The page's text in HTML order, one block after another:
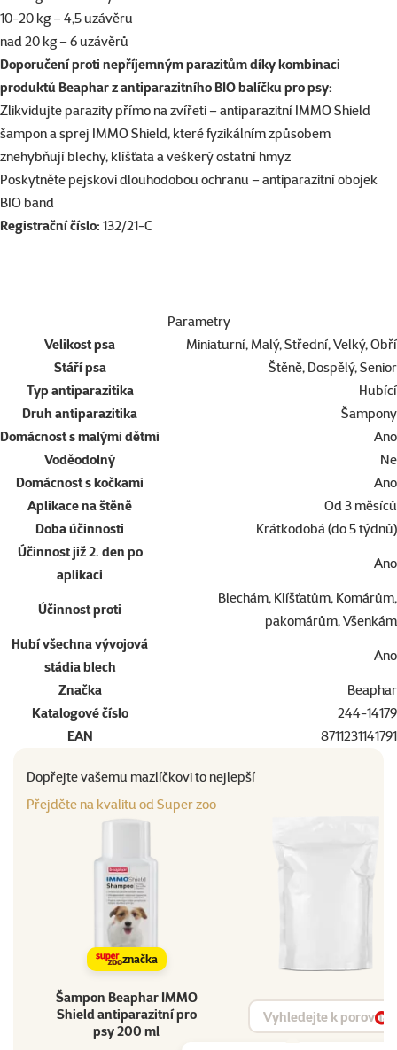
10-20 kg – 4,5 uzávěru
nad 20 kg – 6 uzávěrů
Doporučení proti nepříjemným parazitům díky kombinaci
produktů Beaphar z antiparazitního BIO balíčku pro psy:
Zlikvidujte parazity přímo na zvířeti – antiparazitní IMMO Shield
šamponasprej IMMO Shield, které fyzikálním způsobem
znehybňují blechy, klíšťata a veškerý ostatní hmyz
Poskytněte pejskovi dlouhodobou ochranu – antiparazitní obojek
BIO band
Registrační číslo: 132/21-C
Parametry
Velikost psa
Miniaturní, Malý, Střední, Velký, Obří
Stáří psa
Štěně, Dospělý, Senior
Typ antiparazitika
Hubící
Druh antiparazitika
Šampony
Domácnost s malými dětmi
Ano
Voděodolný
Ne
Domácnost s kočkami
Ano
Aplikace na štěně
Od 3 měsíců
Doba účinnosti
Krátkodobá (do 5 týdnů)
Účinnost již 2. den po
aplikaci
Ano
Účinnost proti
Blechám, Klíšťatům, Komárům,
pakomárům, Všenkám
Hubí všechna vývojová
stádia blech
Ano
Značka
Beaphar
Katalogové číslo
244-14179
EAN
8711231141791
Dopřejte vašemu mazlíčkovi to nejlepší
Přejděte na kvalitu od Super zoo
značka
Šampon Beaphar IMMO
Shield antiparazitní pro
psy 200 ml
Vyhledat produkt